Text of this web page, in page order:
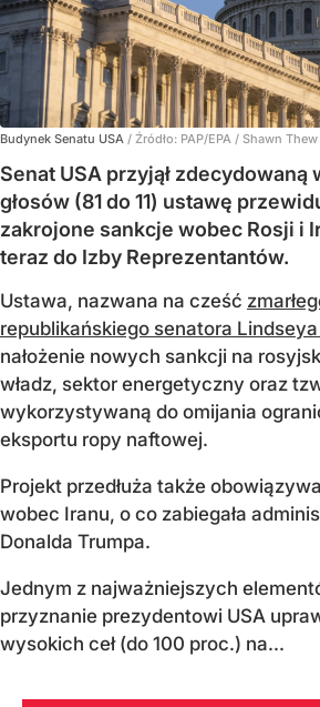
Budynek Senatu USA / Źródło: PAP/EPA / Shawn Thew
Senat USA przyjął zdecydowaną
głosów (81 do 11) ustawę
zakrojone sankcje wobec Rosji i
teraz do Izby Reprezentantów.
Ustawa, nazwana na cześć
republikańskiego senatora
nałożenie nowych sankcji na
władz, sektor energetyczny oraz
wykorzystywaną do omijania
eksportu ropy naftowej.
Projekt przedłuża także
wobec Iranu, o co zabiegała
Donalda Trumpa.
Jednym z najważniejszych
przyznanie prezydentowi USA
wysokich ceł (do 100 proc.) na...